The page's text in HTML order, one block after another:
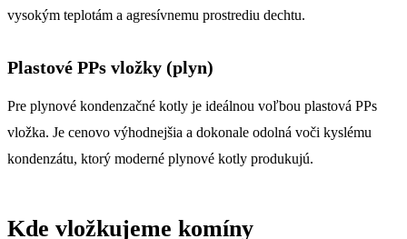
vysokým teplotám a agresívnemu prostrediu dechtu.
Plastové PPs vložky (plyn)
Pre plynové kondenzačné kotly je ideálnou voľbou plastová PPs
vložka. Je cenovo výhodnejšia a dokonale odolná voči kyslému
kondenzátu, ktorý moderné plynové kotly produkujú.
Kde vložkujeme komíny